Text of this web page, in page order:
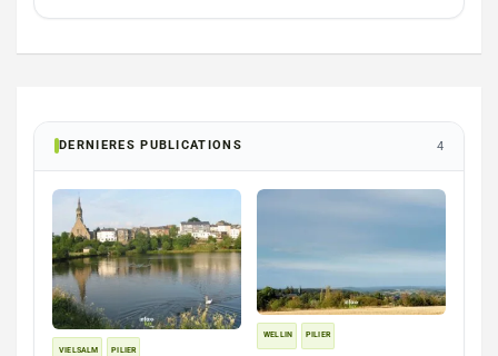
DERNIERES PUBLICATIONS 4
VIELSALM PILIER
WELLIN PILIER